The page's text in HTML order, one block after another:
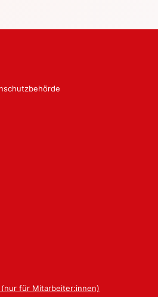
für Mitarbeiter:innen)